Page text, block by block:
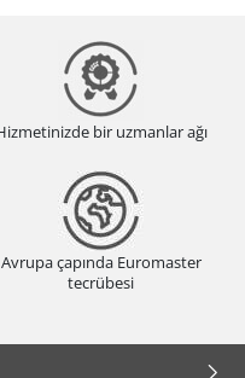
bir uzmanlar ağı
Avrupa çapında Euromaster
tecrübesi